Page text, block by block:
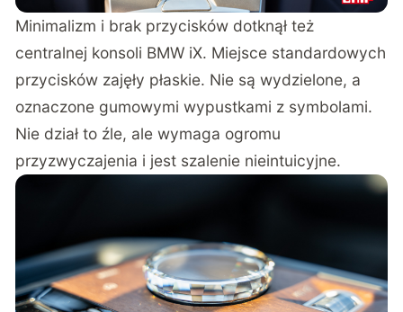
Minimalizm i brak przycisków dotknął też
centralnej konsoli BMW iX. Miejsce standardowych
przycisków zajęły płaskie. Nie są wydzielone, a
oznaczone gumowymi wypustkami z symbolami.
Nie dział to źle, ale wymaga ogromu
przyzwyczajenia i jest szalenie nieintuicyjne.